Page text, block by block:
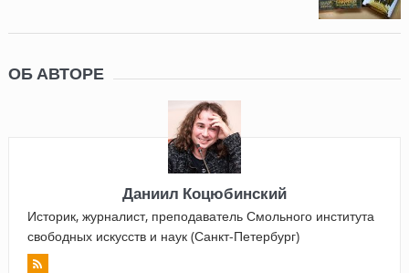
ОБ АВТОРЕ
Даниил Коцюбинский
Историк, журналист, преподаватель Смольного института
свободных искусств и наук (Санкт-Петербург)